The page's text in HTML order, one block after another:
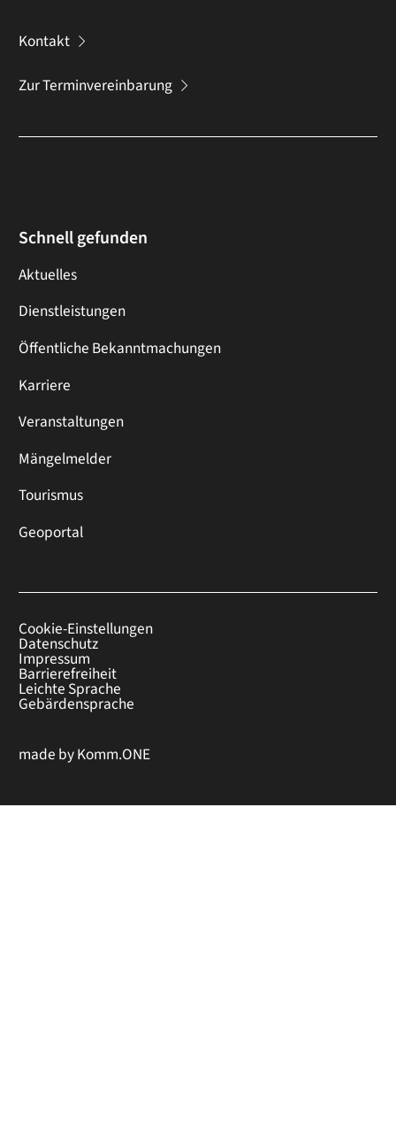
Kontakt
Zur Terminvereinbarung
Schnell gefunden
Aktuelles
Dienstleistungen
Öffentliche Bekanntmachungen
Karriere
Veranstaltungen
Mängelmelder
Tourismus
Geoportal
Cookie-Einstellungen
Datenschutz
Impressum
Barrierefreiheit
Leichte Sprache
Gebärdensprache
made byKomm.ONE